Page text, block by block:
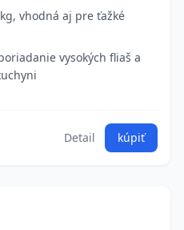
vhodná aj pre ťažké
vysokých fliaš a
Detail kúpiť